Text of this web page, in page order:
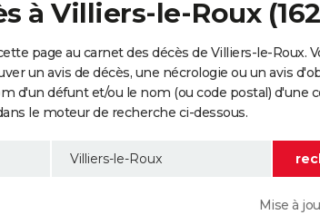
à Villiers-le-Roux
page au carnet des décès de Villiers-le-Roux.
un avis de décès, une nécrologie ou un avis
d'un défunt et/ou le nom (ou code postal) d'une
le moteur de recherche ci-dessous.
Mise à